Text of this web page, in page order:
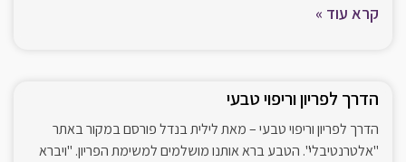
קרא עוד »
הדרך לפריון וריפוי טבעי
הדרך לפריון וריפוי טבעי – מאת לילית בנדל פורסם במקור באתר
"אלטרנטיבלי". הטבע ברא אותנו מושלמים למשימת הפריון. "ויברא